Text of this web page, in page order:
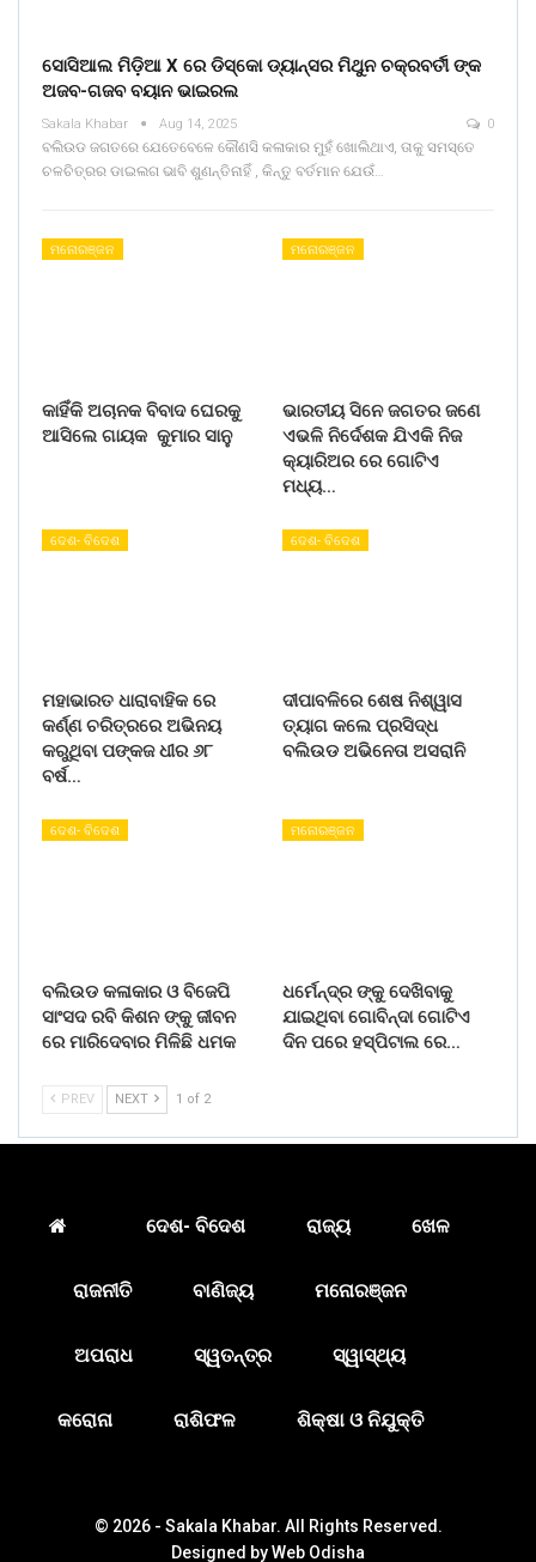
ସୋସିଆଲ ମିଡ଼ିଆ X ରେ ଡିସ୍କୋ ଡ୍ୟାନ୍ସର ମିଥୁନ ଚକ୍ରବର୍ତୀ ଙ୍କ
ଅଜବ-ଗଜବ ବୟାନ ଭାଇରଲ
Sakala Khabar Aug 14, 2025 0
ବଲିଉଡ ଜଗତରେ ଯେତେବେଳେ କୌଣସି କଳାକାର ମୁହଁ ଖୋଲିଥାଏ, ତାକୁ ସମସ୍ତେ
ଚଳଚିତ୍ରର ଡାଇଲଗ ଭାବି ଶୁଣନ୍ତିନାହିଁ , କିନ୍ତୁ ବର୍ତମାନ ଯେଉଁ…
ମନୋରଞ୍ଜନ
କାହିଁକି ଅଚାନକ ବିବାଦ ଘେରକୁ
ଆସିଲେ ଗାୟକ କୁମାର ସାନୁ
ମନୋରଞ୍ଜନ
ଭାରତୀୟ ସିନେ ଜଗତର ଜଣେ
ଏଭଳି ନିର୍ଦେଶକ ଯିଏକି ନିଜ
କ୍ୟାରିଅର ରେ ଗୋଟିଏ
ମଧ୍ୟ…
ଦେଶ- ବିଦେଶ
ମହାଭାରତ ଧାରାବାହିକ ରେ
କର୍ଣ୍ଣ ଚରିତ୍ରରେ ଅଭିନୟ
କରୁଥିବା ପଙ୍କଜ ଧୀର ୬୮
ବର୍ଷ…
ଦେଶ- ବିଦେଶ
ଦୀପାବଳିରେ ଶେଷ ନିଶ୍ୱାସ
ତ୍ୟାଗ କଲେ ପ୍ରସିଦ୍ଧ
ବଲିଉଡ ଅଭିନେତା ଅସରାନି
ଦେଶ- ବିଦେଶ
ବଲିଉଡ କଳାକାର ଓ ବିଜେପି
ସାଂସଦ ରବି କିଶନ ଙ୍କୁ ଜୀବନ
ରେ ମାରିଦେବାର ମିଳିଛି ଧମକ
ମନୋରଞ୍ଜନ
ଧର୍ମେନ୍ଦ୍ର ଙ୍କୁ ଦେଖିବାକୁ
ଯାଇଥିବା ଗୋବିନ୍ଦା ଗୋଟିଏ
ଦିନ ପରେ ହସ୍ପିଟାଲ ରେ…
PREV NEXT 1 of 2
ଦେଶ- ବିଦେଶ ରାଜ୍ୟ ଖେଳ
ରାଜନୀତି ବାଣିଜ୍ୟ ମନୋରଞ୍ଜନ
ଅପରାଧ ସ୍ୱତନ୍ତ୍ର ସ୍ୱାସ୍ଥ୍ୟ
କରୋନା ରାଶିଫଳ ଶିକ୍ଷା ଓ ନିଯୁକ୍ତି
© 2026 - Sakala Khabar. All Rights Reserved.
Designed byWeb Odisha